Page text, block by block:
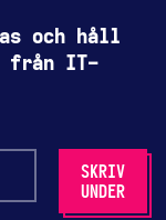
och håll
från IT-